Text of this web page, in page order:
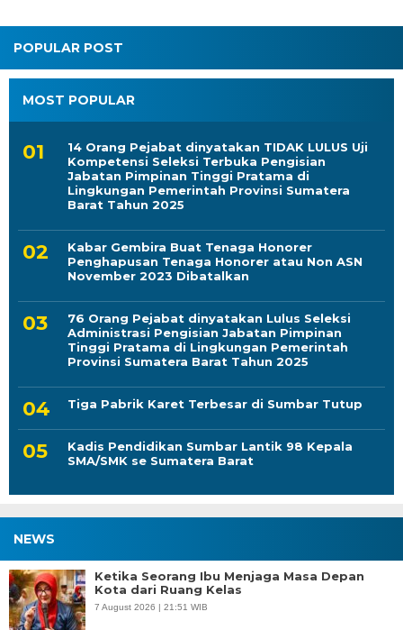
POPULAR POST
MOST POPULAR
14 Orang Pejabat dinyatakan TIDAK LULUS Uji
Kompetensi Seleksi Terbuka Pengisian
Jabatan Pimpinan Tinggi Pratama di
Lingkungan Pemerintah Provinsi Sumatera
Barat Tahun 2025
Kabar Gembira Buat Tenaga Honorer
Penghapusan Tenaga Honorer atau Non ASN
November 2023 Dibatalkan
76 Orang Pejabat dinyatakan Lulus Seleksi
Administrasi Pengisian Jabatan Pimpinan
Tinggi Pratama di Lingkungan Pemerintah
Provinsi Sumatera Barat Tahun 2025
Tiga Pabrik Karet Terbesar di Sumbar Tutup
Kadis Pendidikan Sumbar Lantik 98 Kepala
SMA/SMK se Sumatera Barat
NEWS
Ketika Seorang Ibu Menjaga Masa Depan
Kota dari Ruang Kelas
7 August 2026 | 21:51 WIB